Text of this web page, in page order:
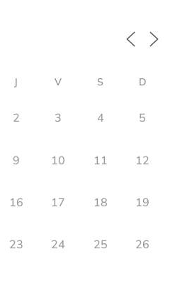
J V S D
2 3 4 5
9 10 11 12
16 17 18 19
23 24 25 26